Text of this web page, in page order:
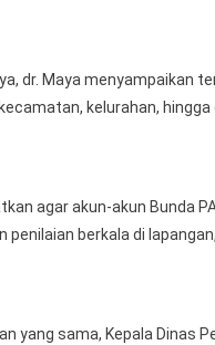
dr. Maya menyampaikan
kelurahan,
agar akun-akun Bunda
penilaian berkala di
yang sama, Kepala Dinas